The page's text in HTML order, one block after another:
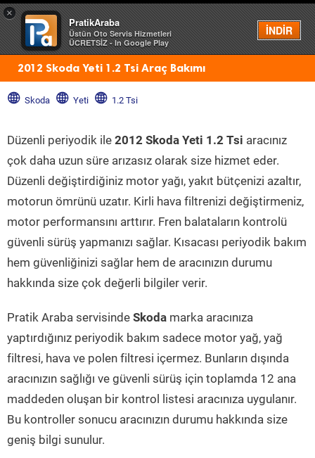
×
PratikAraba
Üstün Oto Servis Hizmetleri
ÜCRETSİZ - In Google Play
İNDİR
Menü
2012 Skoda Yeti 1.2 Tsi Araç Bakımı
Skoda Yeti 1.2 Tsi
Düzenli periyodik ile 2012 Skoda Yeti 1.2 Tsi aracınız
çok daha uzun süre arızasız olarak size hizmet eder.
Düzenli değiştirdiğiniz motor yağı, yakıt bütçenizi azaltır,
motorun ömrünü uzatır. Kirli hava filtrenizi değiştirmeniz,
motor performansını arttırır. Fren balataların kontrolü
güvenli sürüş yapmanızı sağlar. Kısacası periyodik bakım
hem güvenliğinizi sağlar hem de aracınızın durumu
hakkında size çok değerli bilgiler verir.
Pratik Araba servisinde Skoda marka aracınıza
yaptırdığınız periyodik bakım sadece motor yağ, yağ
filtresi, hava ve polen filtresi içermez. Bunların dışında
aracınızın sağlığı ve güvenli sürüş için toplamda 12 ana
maddeden oluşan bir kontrol listesi aracınıza uygulanır.
Bu kontroller sonucu aracınızın durumu hakkında size
geniş bilgi sunulur.